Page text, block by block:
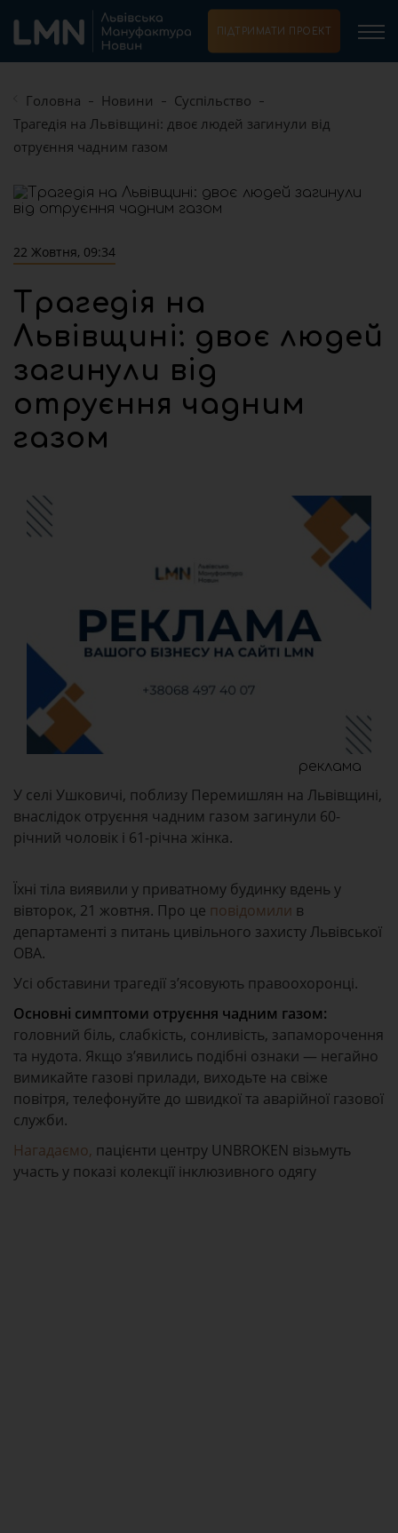
ПІДТРИМАТИ ПРОЕКТ
Головна Новини
Суспільство
Трагедія на Львівщині: двоє людей загинули від
отруєння чадним газом
22 Жовтня, 09:34
Трагедія на
Львівщині: двоє людей
загинули від
отруєння чадним
газом
реклама
У селі Ушковичі, поблизу Перемишлян на Львівщині,
внаслідок отруєння чадним газом загинули 60-
річний чоловік і 61-річна жінка.
Їхні тіла виявили у приватному будинку вдень у
вівторок, 21 жовтня. Про це повідомили в
департаменті з питань цивільного захисту Львівської
ОВА.
Усі обставини трагедії з’ясовують правоохоронці.
Основні симптоми отруєння чадним газом:
головний біль, слабкість, сонливість, запаморочення
та нудота. Якщо з’явились подібні ознаки — негайно
вимикайте газові прилади, виходьте на свіже
повітря, телефонуйте до швидкої та аварійної газової
служби.
Нагадаємо, пацієнти центру UNBROKEN візьмуть
участь у показі колекції інклюзивного одягу